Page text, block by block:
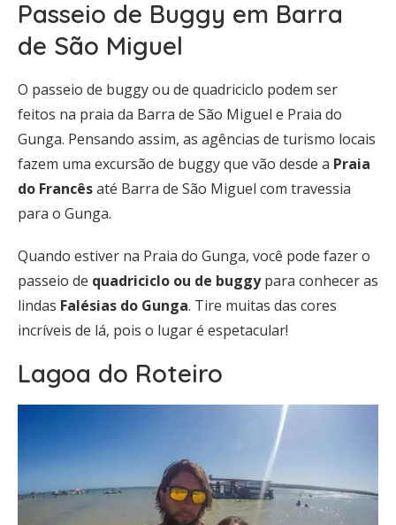
Passeio de Buggy em Barra
de São Miguel
O passeio de buggy ou de quadriciclo podem ser
feitos na praia da Barra de São Miguel e Praia do
Gunga. Pensando assim, as agências de turismo locais
fazem uma excursão de buggy que vão desde a Praia
do Francêsaté Barra de São Miguel com travessia
para o Gunga.
Quando estiver na Praia do Gunga, você pode fazer o
passeio de quadriciclo ou de buggypara conhecer as
lindas Falésias do Gunga. Tire muitas das cores
incríveis de lá, pois o lugar é espetacular!
Lagoa do Roteiro